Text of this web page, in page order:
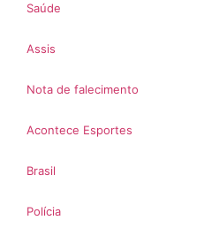
Saúde
Assis
Nota de falecimento
Acontece Esportes
Brasil
Polícia